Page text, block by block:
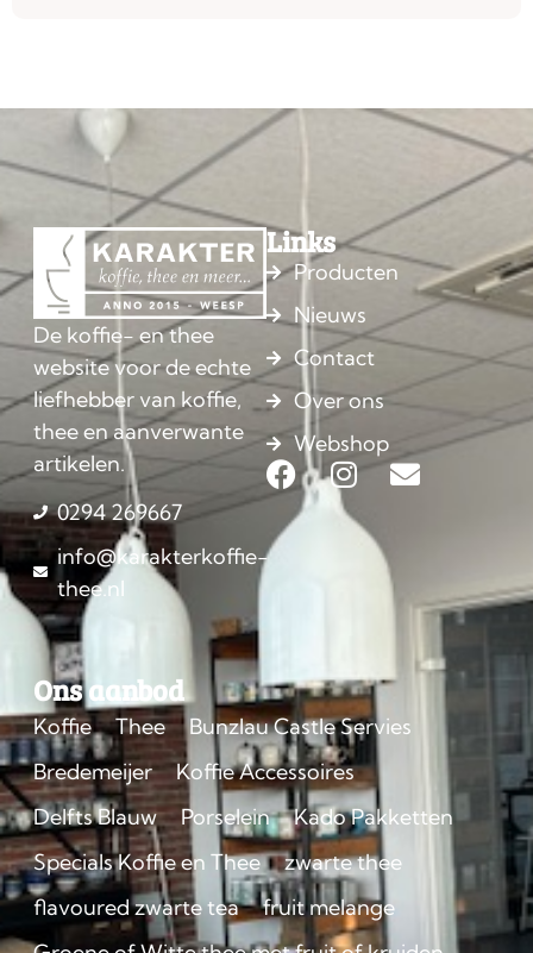
De koffie- en thee
website voor de echte
liefhebber van koffie,
thee en aanverwante
artikelen.
0294 269667
info@karakterkoffie-
thee.nl
Links
Producten
Nieuws
Contact
Over ons
Webshop
Ons aanbod
Koffie Thee
Bunzlau Castle Servies
Bredemeijer
Koffie Accessoires
Delfts Blauw
Porselein
Kado Pakketten
Specials Koffie en Thee
zwarte thee
flavoured zwarte tea
fruit melange